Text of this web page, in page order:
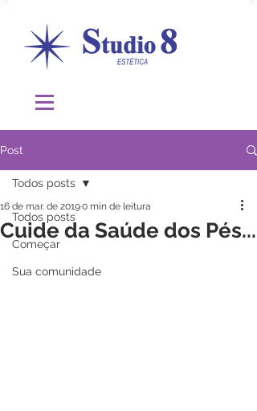
Post
Todos posts
Começar
Sua comunidade
Todos posts
Cuide da Saúde dos Pés...
16 de mar. de 20190 min de leitura